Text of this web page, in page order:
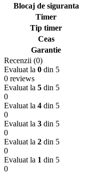
Blocaj de siguranta
Timer
Tip timer
Ceas
Garantie
Recenzii (0)
Evaluat la 0 din 5
0 reviews
Evaluat la 5 din 5
0
Evaluat la 4 din 5
0
Evaluat la 3 din 5
0
Evaluat la 2 din 5
0
Evaluat la 1 din 5
0